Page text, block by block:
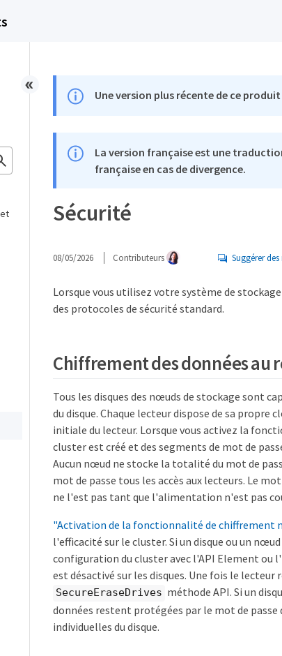
Une version plus récente de ce
La version française est une
française en cas de divergence.
Sécurité
08/05/2026 Contributeurs Suggérer
Lorsque vous utilisez votre système de
des protocoles de sécurité standard.
Chiffrement des données au
Tous les disques des nœuds de stockage sont
du disque. Chaque lecteur dispose de sa
initiale du lecteur. Lorsque vous activez la
cluster est créé et des segments de mot de
Aucun nœud ne stocke la totalité du mot de
mot de passe tous les accès aux lecteurs. Le
ne l'est pas tant que l'alimentation n'est pas
"Activation de la fonctionnalité de chiffrement
l'efficacité sur le cluster. Si un disque ou un
configuration du cluster avec l'API Element
est désactivé sur les disques. Une fois le
SecureEraseDrives méthode API. Si un
données restent protégées par le mot de
individuelles du disque.